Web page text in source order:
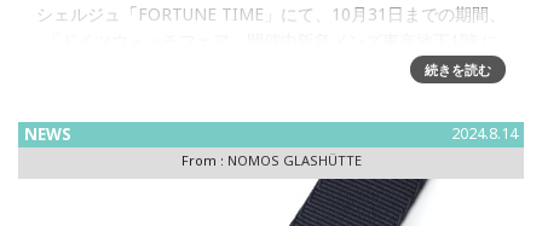
シェルジュ「FORTUNE TIME」にて、10月31日までの期間、
ある株式会社大沢商会の直営ショップウォッチコンシュルジ
続きを読む
NEWS 2024.8.14
From : NOMOS GLASHÜTTE